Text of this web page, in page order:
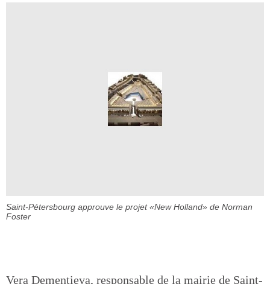
Saint-Pétersbourg approuve le projet «New Holland» de Norman
Foster
Vera Dementieva, responsable de la mairie de Saint-